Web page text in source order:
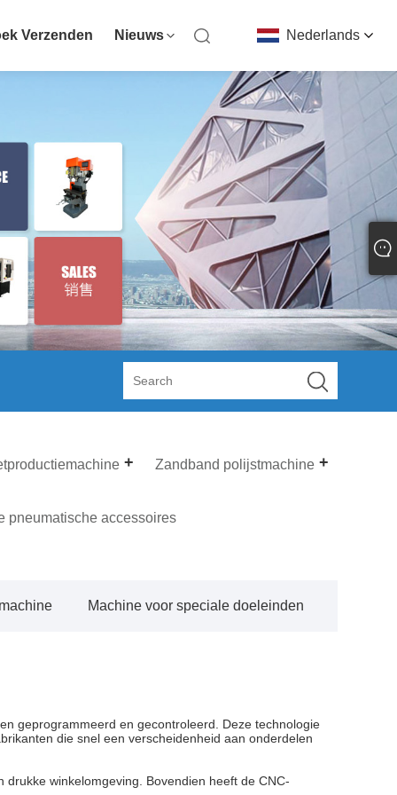
Nederlands
Verzenden Nieuws
Zandband polijstmachine
pneumatische accessoires
Machine voor speciale doeleinden
geprogrammeerd en gecontroleerd. Deze technologie
die snel een verscheidenheid aan onderdelen
winkelomgeving. Bovendien heeft de CNC-